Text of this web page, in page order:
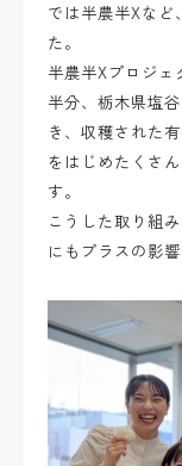
では半農半Xなど
た。
半農半Xプロジェ
半分、栃木県塩
き、収穫された
をはじめたくさ
す。
こうした取り組
にもプラスの影